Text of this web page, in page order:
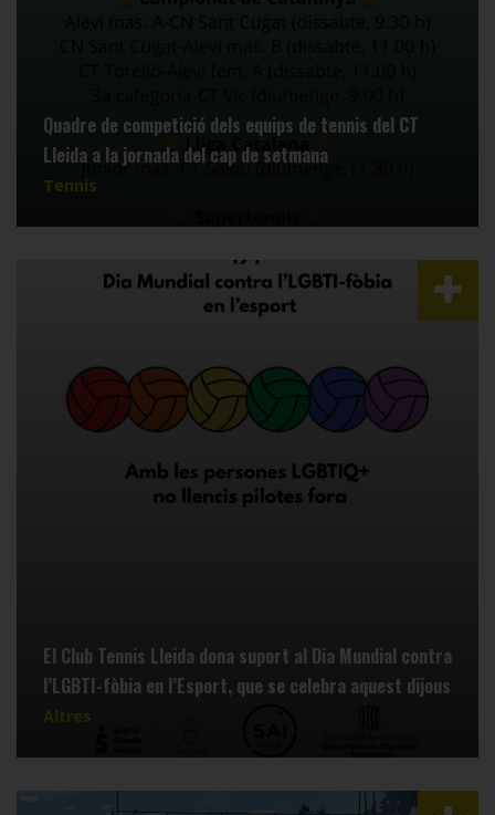
Quadre de competició dels equips de tennis del CT
Lleida a la jornada del cap de setmana
Tennis
El Club Tennis Lleida dona suport al Dia Mundial contra
l’LGBTI-fòbia en l’Esport, que se celebra aquest dijous
Altres